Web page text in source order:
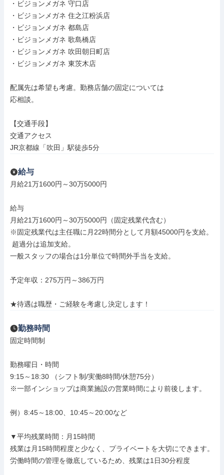
・ビジョンメガネ 守口店
・ビジョンメガネ 住之江粉浜店
・ビジョンメガネ 都島店
・ビジョンメガネ 歌島橋店
・ビジョンメガネ 吹田朝日町店
・ビジョンメガネ 東茨木店
配属先は希望も考慮。勤務店舗の固定については
応相談。
【交通手段】
交通アクセス
JR京都線「吹田」駅徒歩5分
給与
月給21万1600円～30万5000円
給与
月給21万1600円～30万5000円（固定残業代含む）
※固定残業代は主任職に月22時間分として月額45000円を支給。
一般スタッフの場合は1分単位で時間外手当を支給。
予定年収：275万円～386万円
★待遇は職歴・ご経験を考慮し決定します！
勤務時間
固定時間制
勤務曜日・時間
9:15～18:30 （シフト制/実働8時間/休憩75分）
※一部インショップは商業施設の営業時間により前後します。
例）8:45～18:00、10:45～20:00など
▼平均残業時間：月15時間
残業は月15時間程度と少なく、プライベートを大切にできます。
労働時間の管理を徹底しているため、残業は1日30分程度